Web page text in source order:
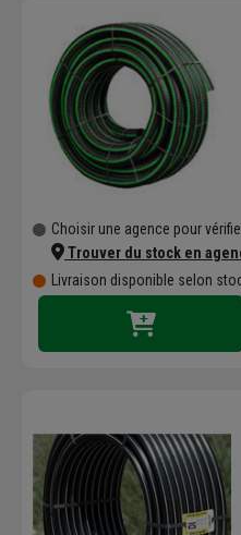
Choisir une agence pour
Trouver du stock en
Livraison disponible selon